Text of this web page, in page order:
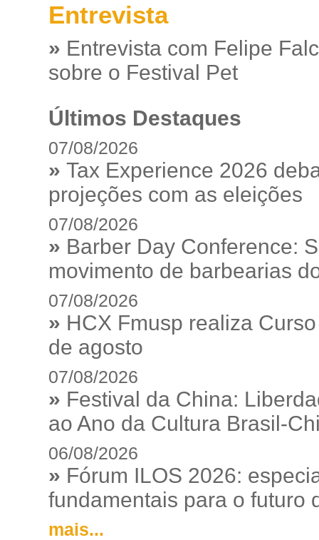
Entrevista
» Entrevista com Felipe
sobre o Festival Pet
Últimos Destaques
07/08/2026
» Tax Experience 2026
projeções com as eleições
07/08/2026
» Barber Day Conference:
movimento de barbearias
07/08/2026
» HCX Fmusp realiza
de agosto
07/08/2026
» Festival da China:
ao Ano da Cultura Brasil-
06/08/2026
» Fórum ILOS 2026:
fundamentais para o futuro
mais...